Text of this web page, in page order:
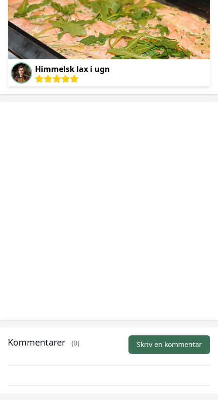
Himmelsk lax i ugn
Kommentarer (0) Skriv en kommentar